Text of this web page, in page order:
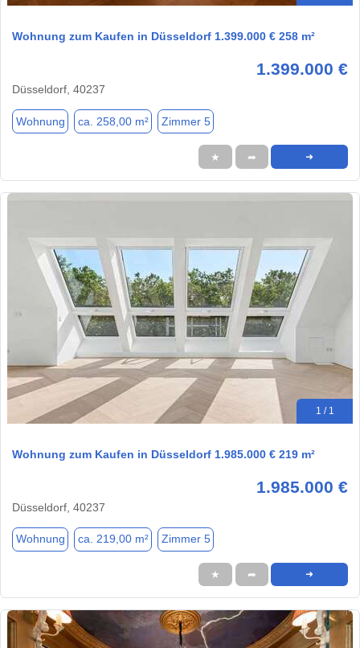
Wohnung zum Kaufen in Düsseldorf 1.399.000 € 258 m²
1.399.000 €
Düsseldorf, 40237
Wohnung ca. 258,00 m² Zimmer 5
★ ➦ ➜
1 / 1
Wohnung zum Kaufen in Düsseldorf 1.985.000 € 219 m²
1.985.000 €
Düsseldorf, 40237
Wohnung ca. 219,00 m² Zimmer 5
★ ➦ ➜